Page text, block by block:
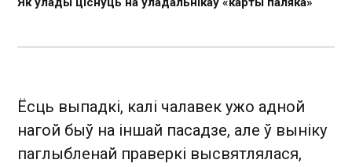
Ёсць выпадкі, калі чалавек ужо адной
нагой быў на іншай пасадзе, але ў выніку
паглыбленай праверкі высвятлялася,